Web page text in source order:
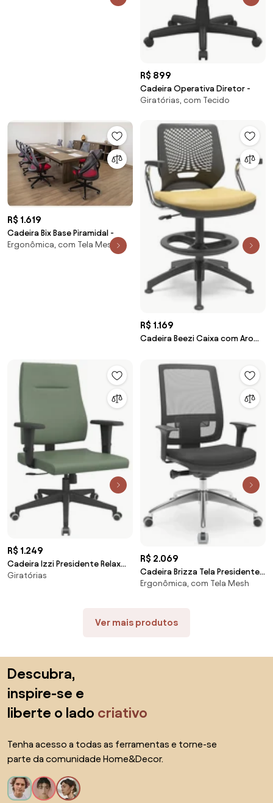
R$ 899
Cadeira Operativa Diretor -
Giratórias, com Tecido
R$ 1.619
Cadeira Bix Base Piramidal -
Ergonômica, com Tela Mesh
R$ 1.169
Cadeira Beezi Caixa com Aro
R$ 1.249
Cadeira Izzi Presidente Relax
Plax em Base Piramidal -
Giratórias
R$ 2.069
Cadeira Brizza Tela Presidente
Grafite Base Alumínio -
Ergonômica, com Tela Mesh
Ver mais produtos
Descubra,
inspire-se e
liberte o lado criativo
Tenha acesso a todas as ferramentas e torne-se
parte da comunidade Home&Decor.